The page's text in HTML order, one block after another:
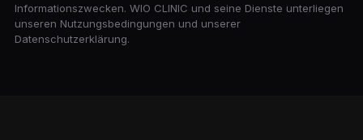
Informationszwecken. WIO CLINIC und seine Dienste unterliegen
unseren Nutzungsbedingungen und unserer
Datenschutzerklärung.